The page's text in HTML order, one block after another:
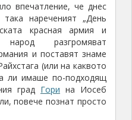
впечатление, че днес
нареченият „День
красная армия и
разгромяват
и поставят знаме
(или на каквото
ли имаше по-подходящ
град Гори на Иосеб
повече познат просто